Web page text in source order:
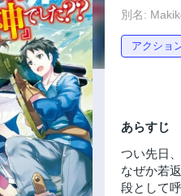
別名:
アクショ
あらすじ
つい先日
なぜか若
段として